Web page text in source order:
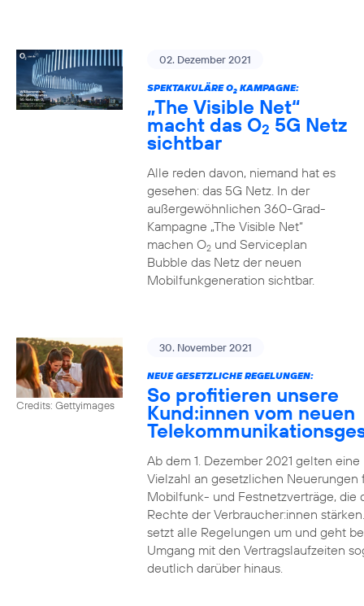
02. Dezember 2021
SPEKTAKULÄRE O2KAMPAGNE:
„The Visible Net“
macht das O2 5G Netz
sichtbar
Alle reden davon, niemand hat es
gesehen: das 5G Netz. In der
außergewöhnlichen 360-Grad-
Kampagne „The Visible Net“
machen O2und Serviceplan
Bubble das Netz der neuen
Mobilfunkgeneration sichtbar.
Credits: Gettyimages
30. November 2021
NEUE GESETZLICHE REGELUNGEN:
So profitieren unsere
Kund:innen vom neuen
Ab dem 1. Dezember 2021 gelten eine
Vielzahl an gesetzlichen Neuerungen
Mobilfunk- und Festnetzverträge, die
Rechte der Verbraucher:innen
setzt alle Regelungen um und geht
Umgang mit den Vertragslaufzeiten
deutlich darüber hinaus.